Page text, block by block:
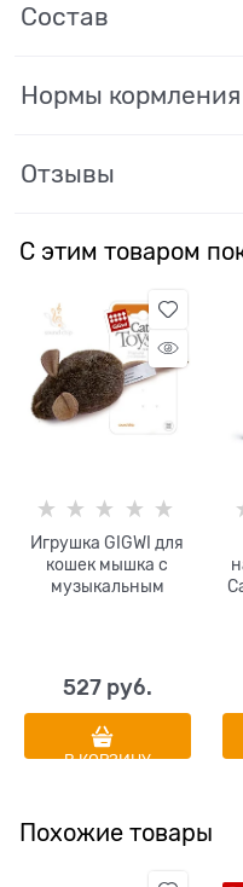
Состав
Нормы кормления
Отзывы
С этим товаром
Игрушка GIGWI для
кошек мышка с
музыкальным
527 руб.
В КОРЗИНУ
Похожие товары